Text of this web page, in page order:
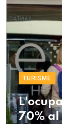
TURISME
70%